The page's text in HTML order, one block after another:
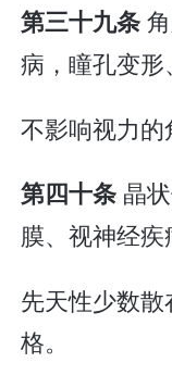
第三十九条
病，瞳孔变形
不影响视力的
第四十条 晶
膜、视神经疾
先天性少数
格。